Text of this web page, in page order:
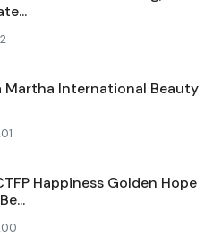
Martha International Beauty
Happiness Golden Hope